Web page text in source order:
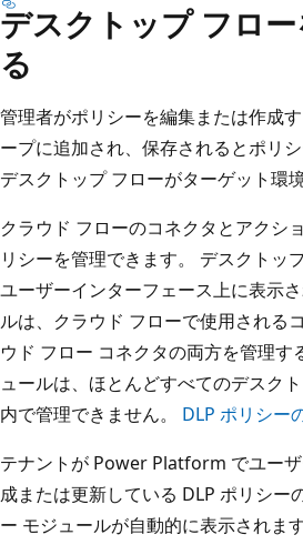
デスクトップ フロ
る
管理者がポリシーを編集または作成
ープに追加され、保存されるとポリ
デスクトップ フローがターゲット環
クラウド フローのコネクタとアクシ
リシーを管理できます。 デスクト
ユーザーインターフェース上に表示
ルは、クラウド フローで使用される
ウド フロー コネクタの両方を管理
ュールは、ほとんどすべてのデスク
内で管理できません。 DLP ポリシー
テナントが Power Platform でユー
成または更新している DLP ポリシ
ー モジュールが自動的に表示されます